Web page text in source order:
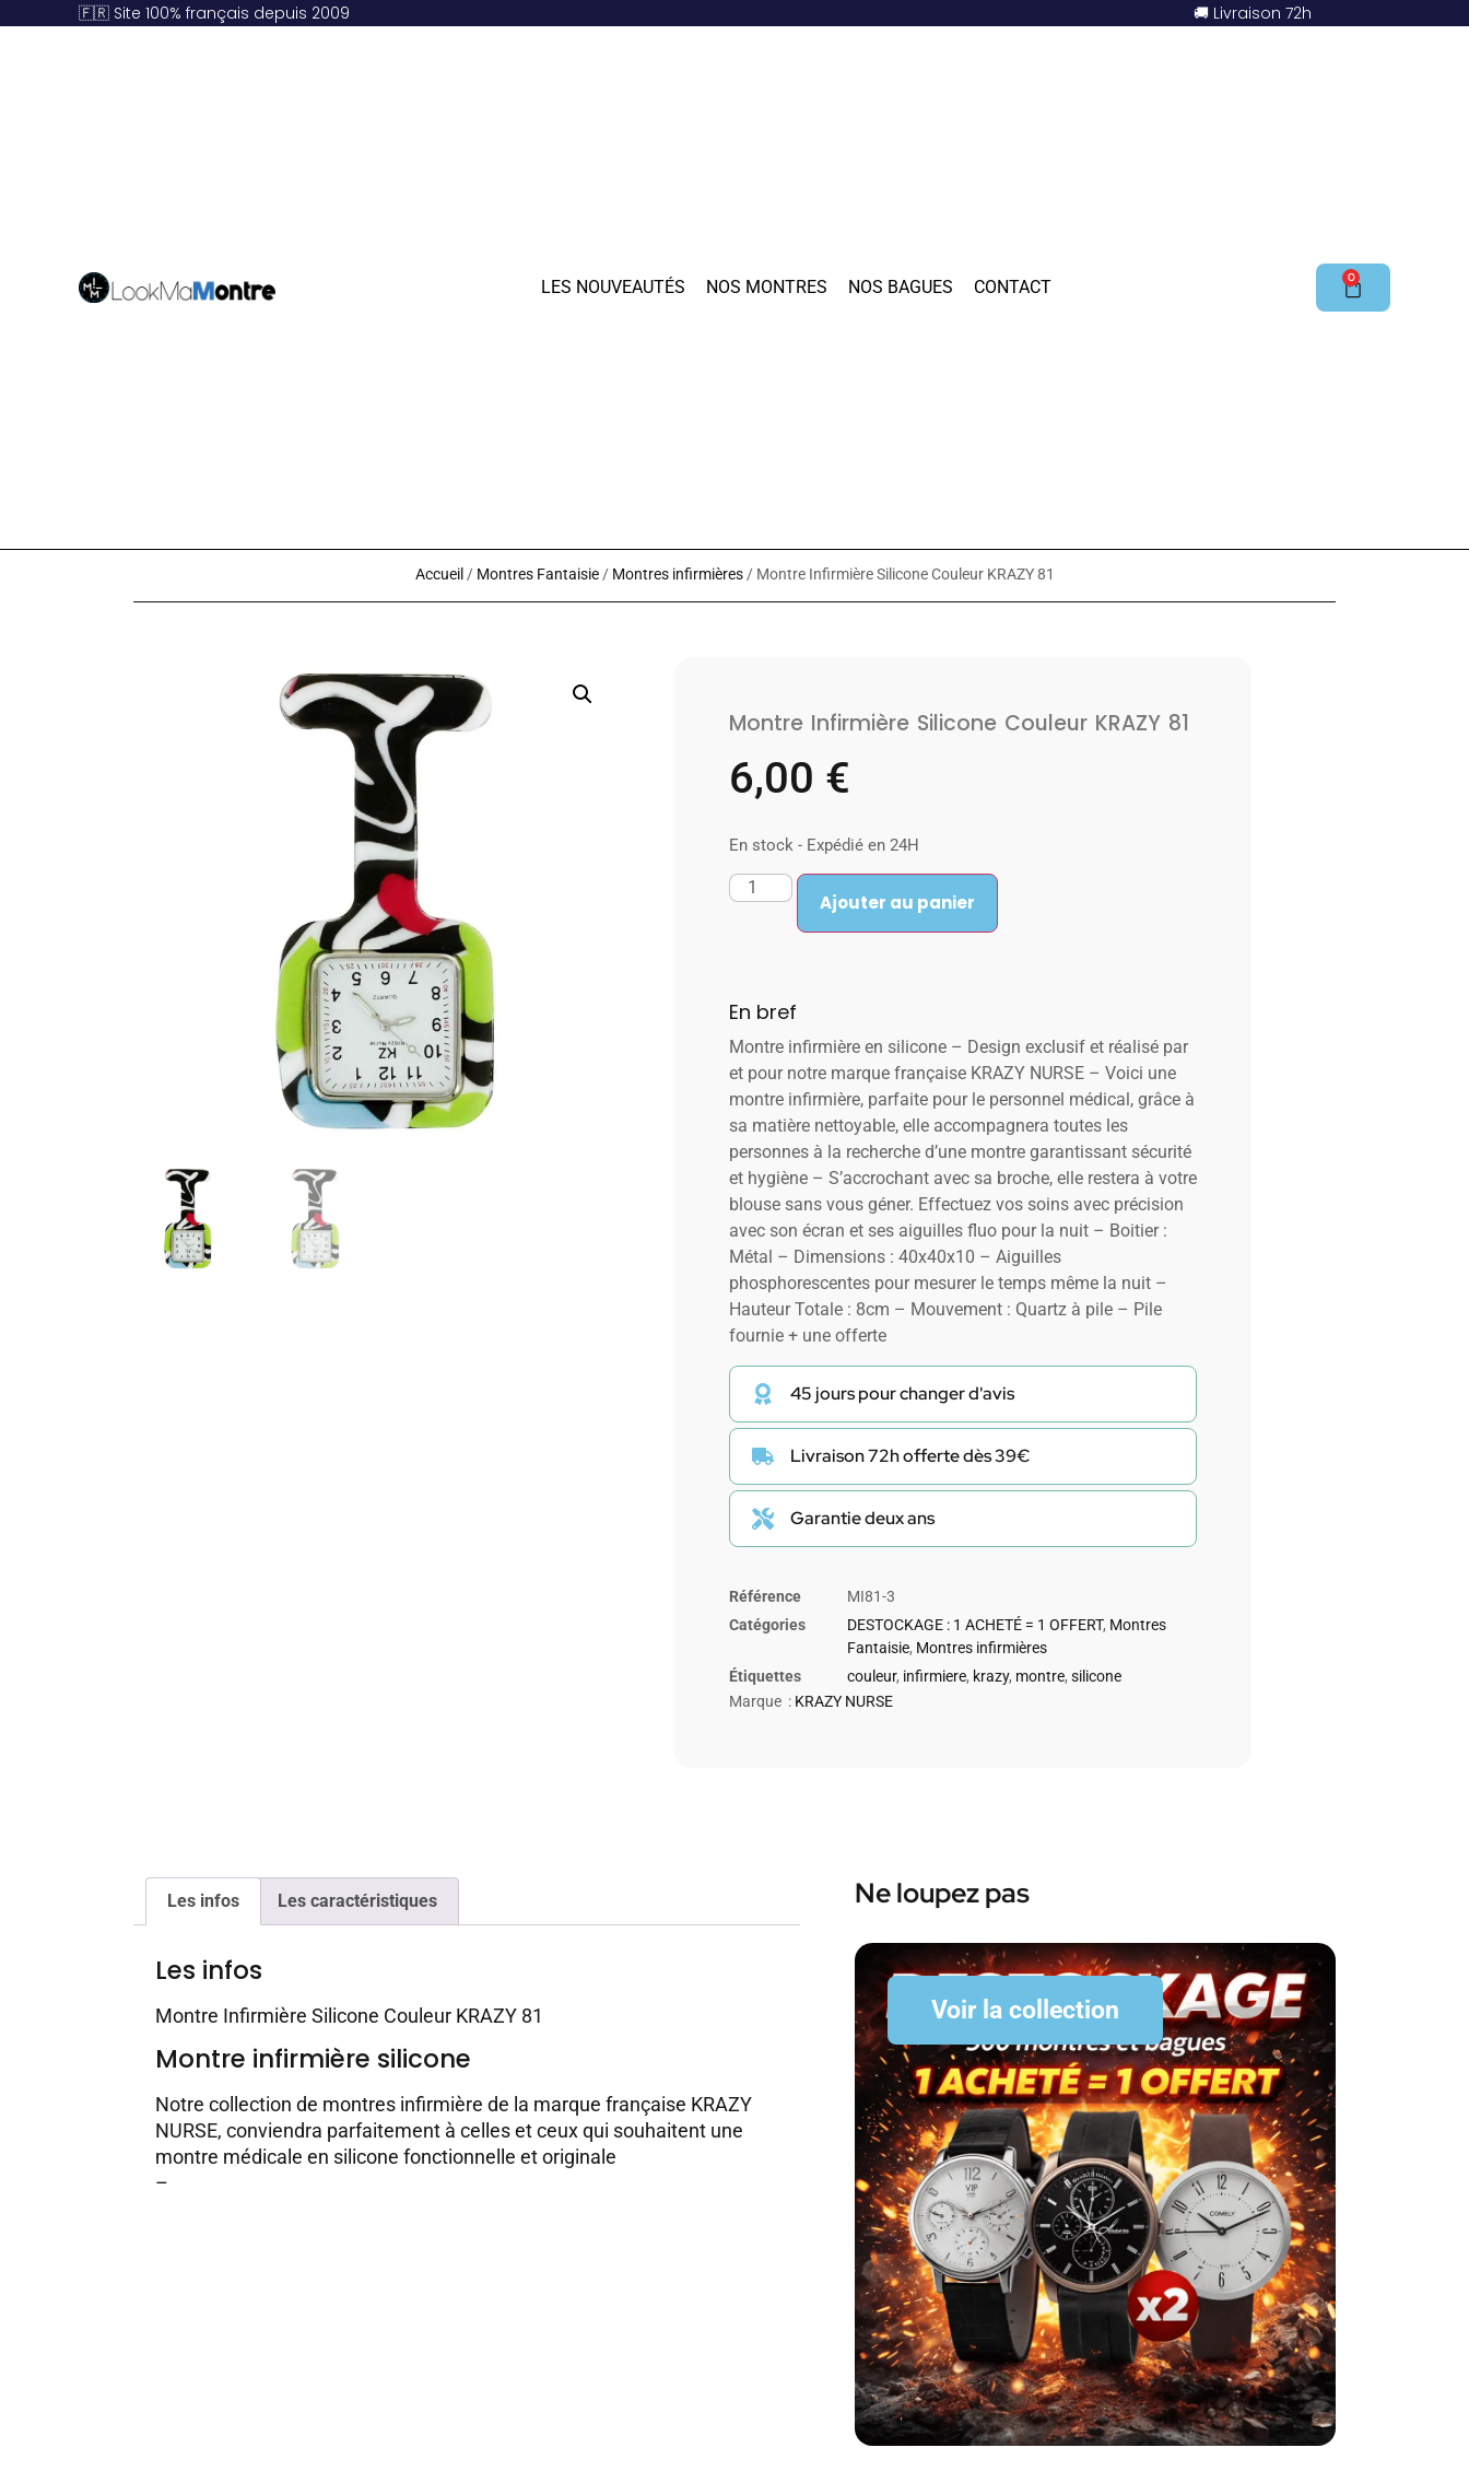
🇫🇷 Site 100% français depuis 2009 🚚 Livraison 72h
LES NOUVEAUTÉS NOS MONTRES NOS BAGUES CONTACT 0
Accueil / Montres Fantaisie/ Montres infirmières/ Montre Infirmière Silicone Couleur KRAZY 81
Montre Infirmière Silicone Couleur KRAZY 81
6,00 €
En stock - Expédié en 24H
Ajouter au panier
En bref
Montre infirmière en silicone – Design exclusif et réalisé par
et pour notre marque française KRAZY NURSE – Voici une
montre infirmière, parfaite pour le personnel médical, grâce à
sa matière nettoyable, elle accompagnera toutes les
personnes à la recherche d’une montre garantissant sécurité
et hygiène – S’accrochant avec sa broche, elle restera à votre
blouse sans vous géner. Effectuez vos soins avec précision
avec son écran et ses aiguilles fluo pour la nuit – Boitier :
Métal – Dimensions : 40x40x10 – Aiguilles
phosphorescentes pour mesurer le temps même la nuit –
Hauteur Totale : 8cm – Mouvement : Quartz à pile – Pile
fournie + une offerte
45 jours pour changer d'avis
Livraison 72h offerte dès 39€
Garantie deux ans
Référence
MI81-3
Catégories
DESTOCKAGE : 1 ACHETÉ = 1 OFFERT, Montres
Fantaisie, Montres infirmières
Étiquettes
couleur, infirmiere, krazy, montre, silicone
Marque : KRAZY NURSE
Les infos Les caractéristiques
Les infos
Montre Infirmière Silicone Couleur KRAZY 81
Montre infirmière silicone
Notre collection de montres infirmière de la marque française KRAZY
NURSE, conviendra parfaitement à celles et ceux qui souhaitent une
montre médicale en silicone fonctionnelle et originale
–
Ne loupez pas
Voir la collection